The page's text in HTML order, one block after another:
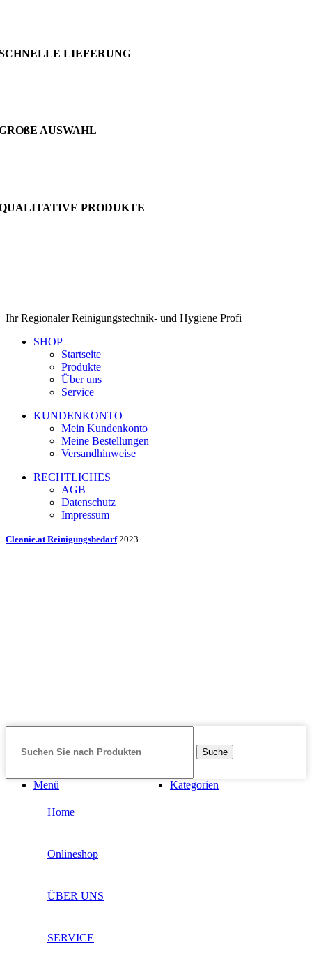
LIEFERUNG
AUSWAHL
PRODUKTE
Ihr Regionaler Reinigungstechnik- und Hygiene Profi
SHOP
Startseite
Produkte
Über uns
Service
KUNDENKONTO
Mein Kundenkonto
Meine Bestellungen
Versandhinweise
RECHTLICHES
AGB
Datenschutz
Impressum
Cleanie.at Reinigungsbedarf 2023
Suche
Menü Kategorien
Home
Onlineshop
ÜBER UNS
SERVICE